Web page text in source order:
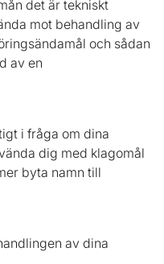
det är tekniskt
mot behandling av
och sådan
av en
i fråga om dina
dig med klagomål
byta namn till
av dina